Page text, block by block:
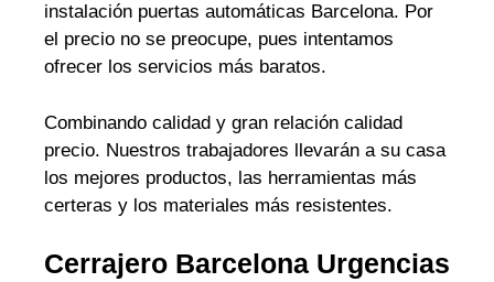
instalación puertas automáticas Barcelona. Por
el precio no se preocupe, pues intentamos
ofrecer los servicios más baratos.
Combinando calidad y gran relación calidad
precio. Nuestros trabajadores llevarán a su casa
los mejores productos, las herramientas más
certeras y los materiales más resistentes.
Cerrajero Barcelona Urgencias